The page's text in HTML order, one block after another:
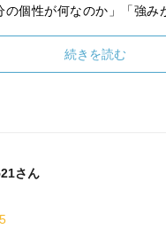
の個性が何なのか」「強み
ろうということではなく、
性と強みを見つけようと
を信じないようにすること
とはできないと信じている
を保つためには、自分に刺
続きを読む
さん
5